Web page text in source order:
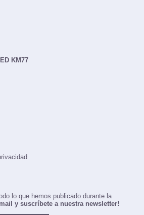
KM77
lo que hemos publicado durante la
y suscríbete a nuestra newsletter!